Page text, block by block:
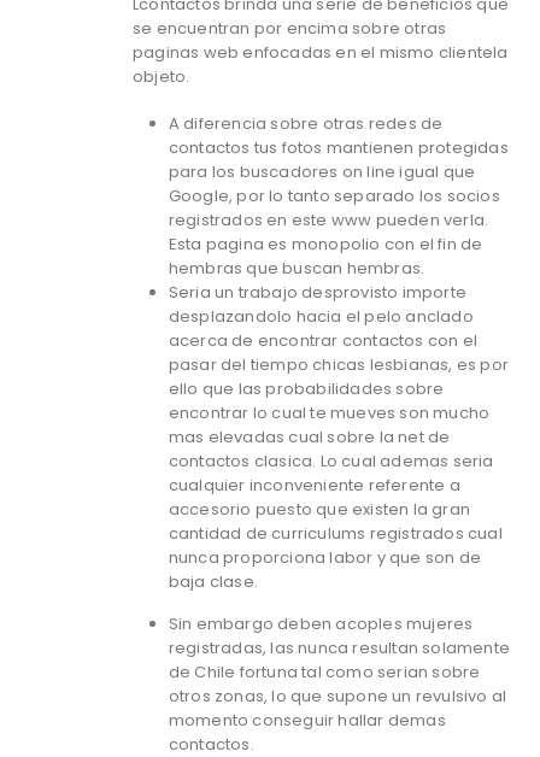
se encuentran por encima sobre otras
paginas web enfocadas en el mismo clientela
objeto.
A diferencia sobre otras redes de
contactos tus fotos mantienen protegidas
para los buscadores on line igual que
Google, por lo tanto separado los socios
registrados en este www pueden verla.
Esta pagina es monopolio con el fin de
hembras que buscan hembras.
Seri­a un trabajo desprovisto importe
desplazandolo hacia el pelo anclado
acerca de encontrar contactos con el
pasar del tiempo chicas lesbianas, es por
ello que las probabilidades sobre
encontrar lo cual te mueves son mucho
mas elevadas cual sobre la net de
contactos clasica. Lo cual ademas seri­a
cualquier inconveniente referente a
accesorio puesto que existen la gran
cantidad de curriculums registrados cual
nunca proporciona labor y que son de
baja clase.
Sin embargo deben acoples mujeres
registradas, las nunca resultan solamente
de Chile fortuna tal como serian sobre
otros zonas, lo que supone un revulsivo al
momento conseguir hallar demas
contactos.